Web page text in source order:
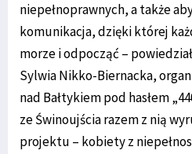
niepełnoprawnych, a także
komunikacja, dzięki której
morze i odpocząć –
Sylwia Nikko-Biernacka,
nad Bałtykiem pod hasłem
ze Świnoujścia razem z nią
projektu – kobiety z